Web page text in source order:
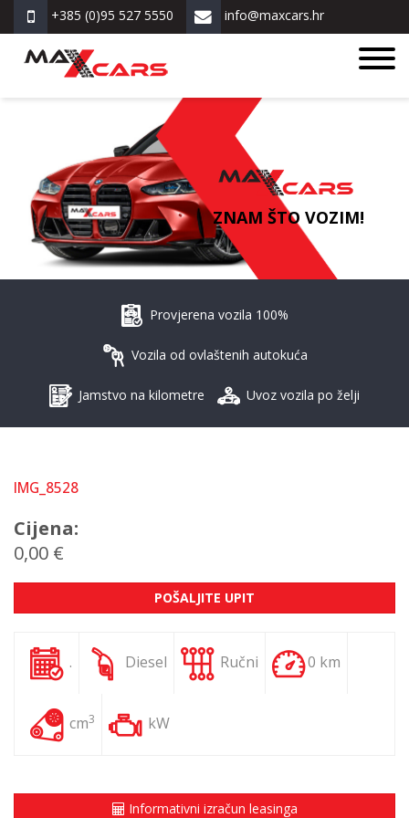
+385 (0)95 527 5550 info@maxcars.hr
ZNAM ŠTO VOZIM!
Provjerena vozila 100%
Vozila od ovlaštenih autokuća
Jamstvo na kilometre Uvoz vozila po želji
IMG_8528
Cijena:
0,00 €
POŠALJITE UPIT
. Diesel Ručni 0 km
cm3 kW
Informativni izračun leasinga